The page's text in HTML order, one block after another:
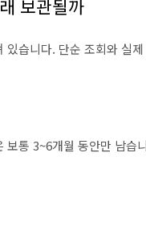
보관될까
습니다. 단순 조회와 실
통 3~6개월 동안만 남습